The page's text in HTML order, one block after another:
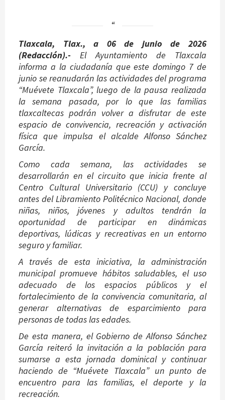
Tlaxcala, Tlax., a 06 de junio de 2026
(Redacción).- El Ayuntamiento de Tlaxcala
informa a la ciudadanía que este domingo 7 de
junio se reanudarán las actividades del programa
“Muévete Tlaxcala”, luego de la pausa realizada
la semana pasada, por lo que las familias
tlaxcaltecas podrán volver a disfrutar de este
espacio de convivencia, recreación y activación
física que impulsa el alcalde Alfonso Sánchez
García.
Como cada semana, las actividades se
desarrollarán en el circuito que inicia frente al
Centro Cultural Universitario (CCU) y concluye
antes del Libramiento Politécnico Nacional, donde
niñas, niños, jóvenes y adultos tendrán la
oportunidad de participar en dinámicas
deportivas, lúdicas y recreativas en un entorno
seguro y familiar.
A través de esta iniciativa, la administración
municipal promueve hábitos saludables, el uso
adecuado de los espacios públicos y el
fortalecimiento de la convivencia comunitaria, al
generar alternativas de esparcimiento para
personas de todas las edades.
De esta manera, el Gobierno de Alfonso Sánchez
García reiteró la invitación a la población para
sumarse a esta jornada dominical y continuar
haciendo de “Muévete Tlaxcala” un punto de
encuentro para las familias, el deporte y la
recreación.